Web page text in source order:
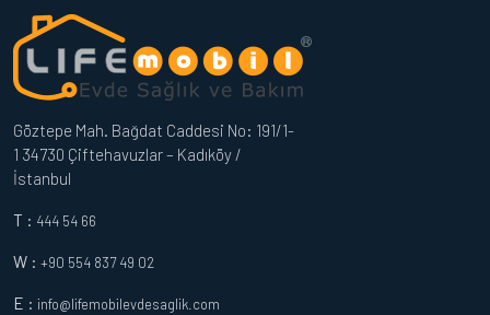
Göztepe Mah. Bağdat Caddesi No: 191/1-
1 34730 Çiftehavuzlar – Kadıköy /
İstanbul
T : 444 54 66
W : +90 554 837 49 02
E : info@lifemobilevdesaglik.com